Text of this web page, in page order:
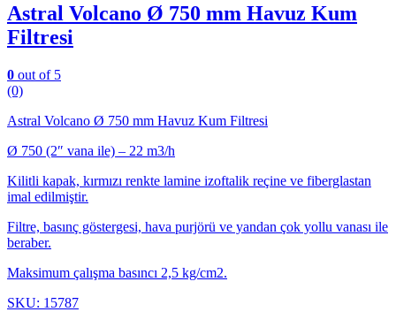
Astral Volcano Ø 750 mm Havuz Kum
Filtresi
0 out of 5
(0)
Astral Volcano Ø 750 mm Havuz Kum Filtresi
Ø 750 (2″ vana ile) – 22 m3/h
Kilitli kapak, kırmızı renkte lamine izoftalik reçine ve fiberglastan
imal edilmiştir.
Filtre, basınç göstergesi, hava purjörü ve yandan çok yollu vanası ile
beraber.
Maksimum çalışma basıncı 2,5 kg/cm2.
SKU: 15787